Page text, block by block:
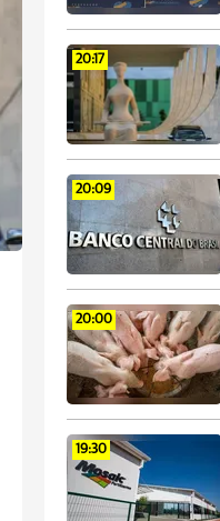
20:17
20:09
20:00
19:30